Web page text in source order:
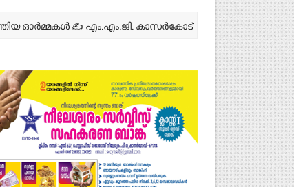
✍️ എം.എം.ജി. കാസർകോട് NEWS FEATURES